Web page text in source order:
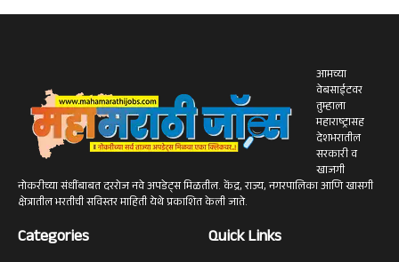
आमच्या
वेबसाईटवर
तुम्हाला
महाराष्ट्रासह
देशभरातील
सरकारी व
खाजगी
नोकरीच्या संधींबाबत दररोज नवे अपडेट्स मिळतील. केंद्र, राज्य, नगरपालिका आणि खासगी
क्षेत्रातील भरतीची सविस्तर माहिती येथे प्रकाशित केली जाते.
Categories Quick Links